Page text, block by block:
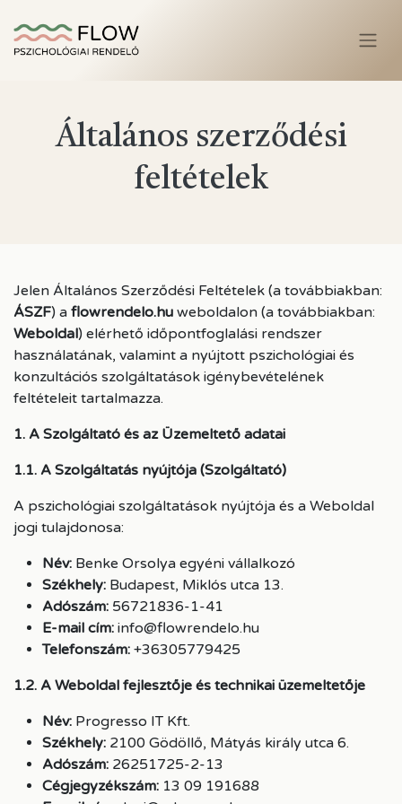
Általános szerződési
feltételek
Jelen Általános Szerződési Feltételek (a továbbiakban:
ÁSZF) a flowrendelo.hu weboldalon (a továbbiakban:
Weboldal) elérhető időpontfoglalási rendszer
használatának, valamint a nyújtott pszichológiai és
konzultációs szolgáltatások igénybevételének
feltételeit tartalmazza.
1. A Szolgáltató és az Üzemeltető adatai
1.1. A Szolgáltatás nyújtója (Szolgáltató)
A pszichológiai szolgáltatások nyújtója és a Weboldal
jogi tulajdonosa:
Név: Benke Orsolya egyéni vállalkozó
Székhely: Budapest, Miklós utca 13.
Adószám: 56721836-1-41
E-mail cím: info@flowrendelo.hu
Telefonszám: +36305779425
1.2. A Weboldal fejlesztője és technikai üzemeltetője
Név: Progresso IT Kft.
Székhely: 2100 Gödöllő, Mátyás király utca 6.
Adószám: 26251725-2-13
Cégjegyzékszám: 13 09 191688